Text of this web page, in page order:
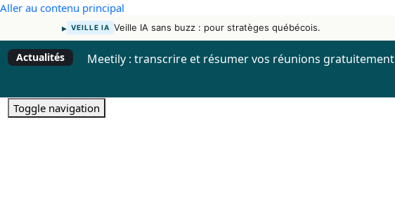
Aller au contenu principal
▸ VEILLE IA Veille IA sans buzz : pour stratèges québécois.
Actualités Meetily : transcrire et résumer vos réunions gratuitement
Toggle navigation